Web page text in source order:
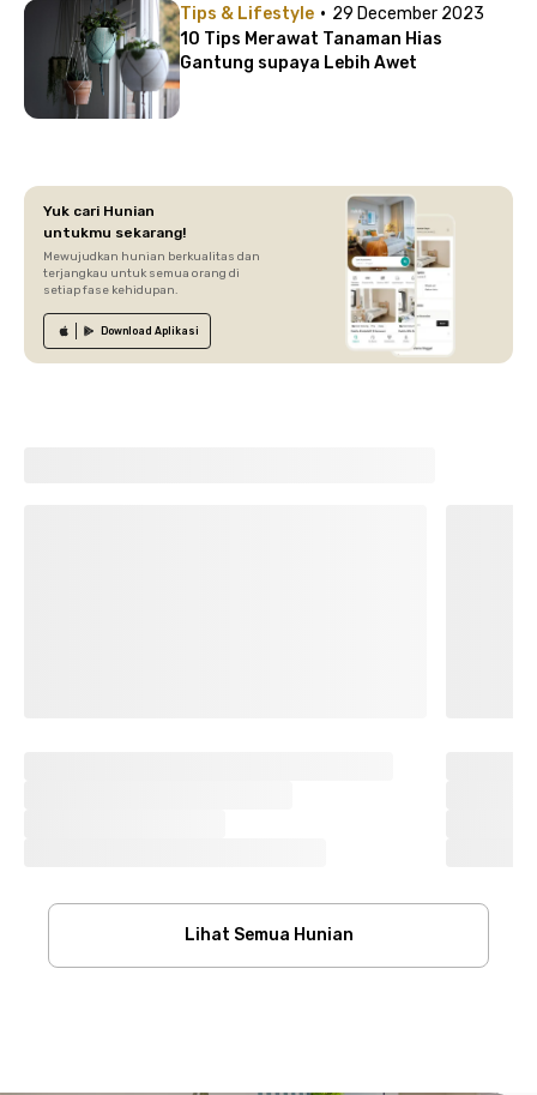
Tips & Lifestyle · 29 December 2023
10 Tips Merawat Tanaman Hias
Gantung supaya Lebih Awet
Yuk cari Hunian
untukmu sekarang!
Mewujudkan hunian berkualitas dan
terjangkau untuk semua orang di
setiap fase kehidupan.
Download Aplikasi
Lihat Semua Hunian